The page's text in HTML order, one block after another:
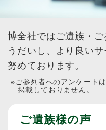
博全社ではご遺族・
うだいし、より良い
努めております。
ご参列者へのアンケート
掲載しておりません。
ご遺族様の声